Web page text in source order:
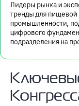
Лидеры рынка и
тренды для
промышленности,
цифрового
подразделения на